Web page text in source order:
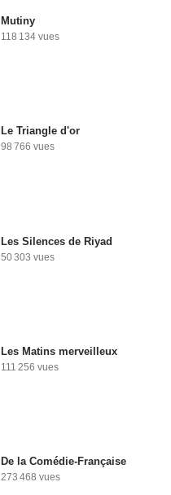
Mutiny
118 134 vues
Le Triangle d'or
98 766 vues
Les Silences de Riyad
50 303 vues
Les Matins merveilleux
111 256 vues
De la Comédie-Française
273 468 vues